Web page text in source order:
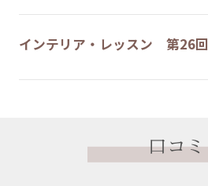
インテリア・レッスン 第26回
口コミ